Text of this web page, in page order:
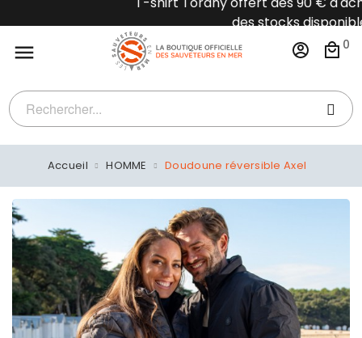
des stocks disponible
 0
Accueil HOMME Doudoune réversible Axel